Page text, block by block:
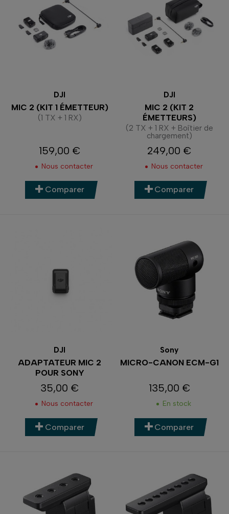
DJI
MIC 2 (KIT 1 ÉMETTEUR)
(1 TX + 1 RX)
Prix
159,00 €
Nous contacter
Comparer
DJI
MIC 2 (KIT 2
ÉMETTEURS)
(2 TX + 1 RX + Boîtier de
chargement)
Prix
249,00 €
Nous contacter
Comparer
DJI
ADAPTATEUR MIC 2
POUR SONY
Prix
35,00 €
Nous contacter
Comparer
Sony
MICRO-CANON ECM-G1
Prix
135,00 €
En stock
Comparer